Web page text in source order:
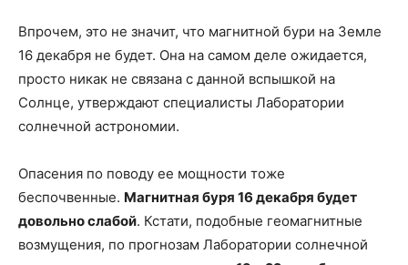
Впрочем, это не значит, что магнитной бури на Земле
16 декабря не будет. Она на самом деле ожидается,
просто никак не связана с данной вспышкой на
Солнце, утверждают специалисты Лаборатории
солнечной астрономии.
Опасения по поводу ее мощности тоже
беспочвенные. Магнитная буря 16 декабря будет
довольно слабой. Кстати, подобные геомагнитные
возмущения, по прогнозам Лаборатории солнечной